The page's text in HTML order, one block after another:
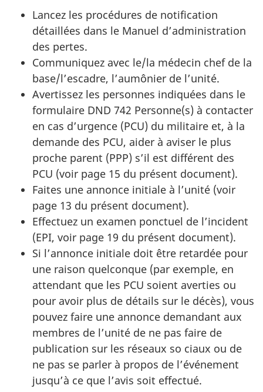
Lancez les procédures de notification
détaillées dans le Manuel d’administration
des pertes.
Communiquez avec le/la médecin chef de la
base/l’escadre, l’aumônier de l’unité.
Avertissez les personnes indiquées dans le
formulaire DND 742 Personne(s) à contacter
en cas d’urgence (PCU) du militaire et, à la
demande des PCU, aider à aviser le plus
proche parent (PPP) s’il est différent des
PCU (voir page 15 du présent document).
Faites une annonce initiale à l’unité (voir
page 13 du présent document).
Effectuez un examen ponctuel de l’incident
(EPI, voir page 19 du présent document).
Si l’annonce initiale doit être retardée pour
une raison quelconque (par exemple, en
attendant que les PCU soient averties ou
pour avoir plus de détails sur le décès), vous
pouvez faire une annonce demandant aux
membres de l’unité de ne pas faire de
publication sur les réseaux so ciaux ou de
ne pas se parler à propos de l’événement
jusqu’à ce que l’avis soit effectué.